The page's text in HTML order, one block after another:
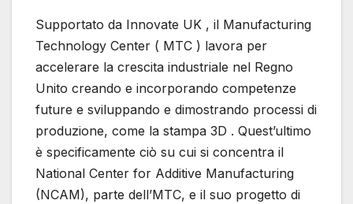
Supportato da Innovate UK , il Manufacturing
Technology Center ( MTC ) lavora per
accelerare la crescita industriale nel Regno
Unito creando e incorporando competenze
future e sviluppando e dimostrando processi di
produzione, come la stampa 3D . Quest’ultimo
è specificamente ciò su cui si concentra il
National Center for Additive Manufacturing
(NCAM), parte dell’MTC, e il suo progetto di